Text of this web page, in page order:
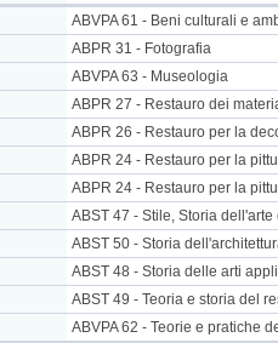
ABVPA 61 - Beni culturali e
ABPR 31 - Fotografia
ABVPA 63 - Museologia
ABPR 27 - Restauro dei
ABPR 26 - Restauro per la
ABPR 24 - Restauro per la
ABPR 24 - Restauro per la
ABST 47 - Stile, Storia dell'arte
ABST 50 - Storia
ABST 48 - Storia delle arti
ABST 49 - Teoria e storia del
ABVPA 62 - Teorie e pratiche